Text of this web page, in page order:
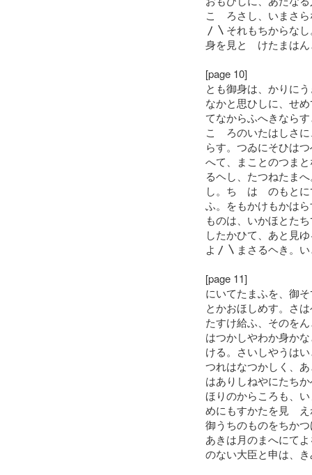
こゝろさし、いまさ
〳〵それもちからな
身を見とゝけたまは
[page 10]
とも御身は、かりに
なかと思ひしに、せ
てなからふへきなら
こゝろのいたはしさ
らす。つゐにそひは
へて、まことのつま
るヘし、たつねたま
し。ちゝはゝのもと
ふ。をもかけもかは
ものは、いかほとた
したかひて、あと見
よ〳〵まさるヘき。
[page 11]
にいてたまふを、御
とかおほしめす。さ
たすけ給ふ、そのを
はつかしやわか身か
ける。さいしやうは
つれはなつかしく、
はありしねやにたち
ほりのからころも、
めにもすかたを見ゝ
御うちのものをちか
あきは月のまへにて
のない大臣と申は、